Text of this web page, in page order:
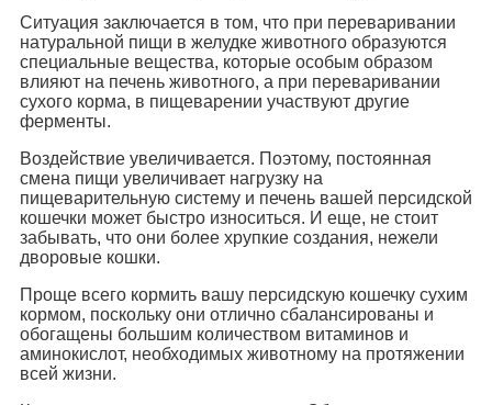
Ситуация заключается в том, что при переваривании
натуральной пищи в желудке животного образуются
специальные вещества, которые особым образом
влияют на печень животного, а при переваривании
сухого корма, в пищеварении участвуют другие
ферменты.
Воздействие увеличивается. Поэтому, постоянная
смена пищи увеличивает нагрузку на
пищеварительную систему и печень вашей персидской
кошечки может быстро износиться. И еще, не стоит
забывать, что они более хрупкие создания, нежели
дворовые кошки.
Проще всего кормить вашу персидскую кошечку сухим
кормом, поскольку они отлично сбалансированы и
обогащены большим количеством витаминов и
аминокислот, необходимых животному на протяжении
всей жизни.